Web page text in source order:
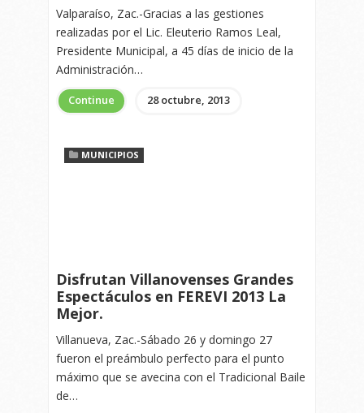
Valparaíso, Zac.-Gracias a las gestiones
realizadas por el Lic. Eleuterio Ramos Leal,
Presidente Municipal, a 45 días de inicio de la
Administración…
Continue 28 octubre, 2013
MUNICIPIOS
Disfrutan Villanovenses Grandes
Espectáculos en FEREVI 2013 La
Mejor.
Villanueva, Zac.-Sábado 26 y domingo 27
fueron el preámbulo perfecto para el punto
máximo que se avecina con el Tradicional Baile
de…